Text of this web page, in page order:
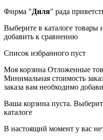
Фирма "Диля" рада
Выберите в каталоге товары
добавить к сравнению
Список избранного пуст
Моя корзина Отложенные
Минимальная стоимость
заказа вам необходимо
Ваша корзина пуста.
каталоге
В настоящий момент у вас